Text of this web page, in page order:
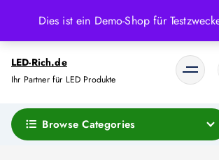
Dies ist ein Demo-Shop für
m
LED-Rich.de
Ihr Partner für LED Produkte
Browse Categories